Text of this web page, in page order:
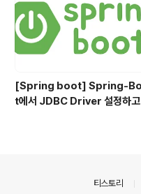
[Spring boot] Spring-
t에서 JDBC Driver 설정하고
티스토리